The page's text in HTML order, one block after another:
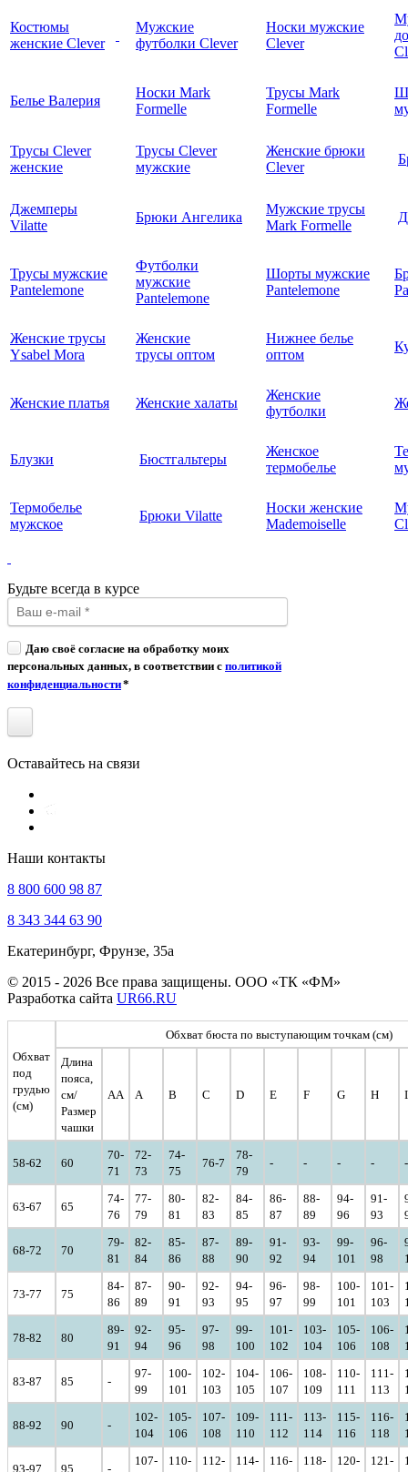
Костюмы
женские Clever
Мужские
футболки Clever
Носки мужские
Clever
Белье Валерия
Носки Mark
Formelle
Трусы Mark
Formelle
Трусы Clever
женские
Трусы Clever
мужские
Женские брюки
Clever
Джемперы
Vilatte
Брюки Ангелика
Мужские трусы
Mark Formelle
Трусы мужские
Pantelemone
Футболки
мужские
Pantelemone
Шорты мужские
Pantelemone
Женские трусы
Ysabel Mora
Женские
трусы оптом
Нижнее белье
оптом
Женские платья Женские халаты
Женские
футболки
Блузки Бюстгальтеры
Женское
термобелье
Термобелье
мужское
Брюки Vilatte
Носки женские
Mademoiselle
Будьте всегда в курсе
Даю своё согласие на обработку моих
персональных данных, в соответствии с политикой
конфиденциальности*
Оставайтесь на связи
Наши контакты
8 800 600 98 87
8 343 344 63 90
Екатеринбург, Фрунзе, 35а
© 2015 - 2026 Все права защищены. ООО «ТК «ФМ»
Разработка сайта UR66.RU
Обхват
под
грудью
(см)
Обхват бюста по выступающим точкам (см)
Длина
пояса,
см/
Размер
чашки
AA A B C D E F G H I
58-62 60
70-
71
72-
73
74-
75
76-7
78-
79
- - - - -
63-67 65
74-
76
77-
79
80-
81
82-
83
84-
85
86-
87
88-
89
94-
96
91-
93
68-72 70
79-
81
82-
84
85-
86
87-
88
89-
90
91-
92
93-
94
99-
101
96-
98
73-77 75
84-
86
87-
89
90-
91
92-
93
94-
95
96-
97
98-
99
100-
101
101-
103
78-82 80
89-
91
92-
94
95-
96
97-
98
99-
100
101-
102
103-
104
105-
106
106-
108
83-87 85 -
97-
99
100-
101
102-
103
104-
105
106-
107
108-
109
110-
111
111-
113
88-92 90 -
102-
104
105-
106
107-
108
109-
110
111-
112
113-
114
115-
116
116-
118
93-97 95 -
107-
110-
112-
114-
116-
118-
120-
121-